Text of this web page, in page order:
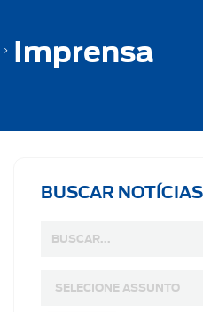
Imprensa
BUSCAR NOTÍCIAS